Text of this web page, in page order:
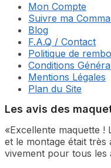
Mon Compte
Suivre ma
Blog
F.A.Q / Contact
Politique de
Conditions
Mentions Légales
Plan du Site
Les avis des
«Excellente maquette !
et le montage était très
vivement pour tous les